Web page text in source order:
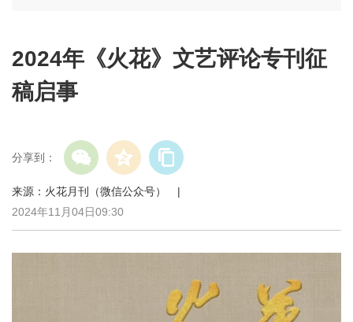
2024年《火花》文艺评论专刊征
稿启事
分享到：
来源：火花月刊（微信公众号） |
2024年11月04日09:30